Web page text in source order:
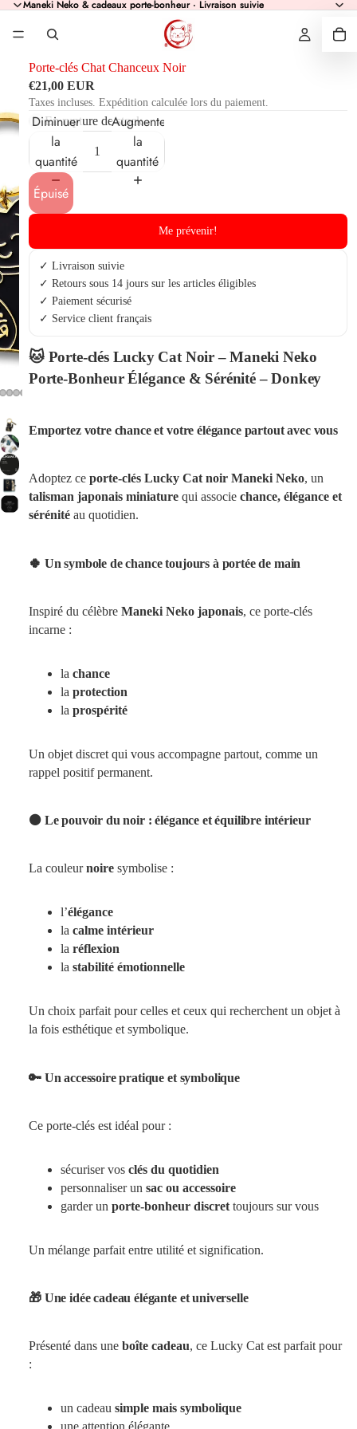
Maneki Neko & cadeaux porte-bonheur · Livraison suivie
Maneki Neko & cadeaux porte-bonheur · Livraison suivie
Porte-clés Chat Chanceux Noir
€21,00 EUR
Taxes incluses. Expédition calculée lors du paiement.
En rupture de stock
Diminuer
la
quantité
Augmenter
la
quantité
Épuisé
Me prévenir!
✓ Livraison suivie
✓ Retours sous 14 jours sur les articles éligibles
✓ Paiement sécurisé
✓ Service client français
🐱 Porte-clés Lucky Cat Noir – Maneki Neko
Porte-Bonheur Élégance & Sérénité – Donkey
Emportez votre chance et votre élégance partout avec vous
Adoptez ce porte-clés Lucky Cat noir Maneki Neko, un
talisman japonais miniature qui associe chance, élégance et
sérénité au quotidien.
🍀 Un symbole de chance toujours à portée de main
Inspiré du célèbre Maneki Neko japonais, ce porte-clés
incarne :
la chance
la protection
la prospérité
Un objet discret qui vous accompagne partout, comme un
rappel positif permanent.
⚫ Le pouvoir du noir : élégance et équilibre intérieur
La couleurnoire symbolise :
l’élégance
la calme intérieur
la réflexion
la stabilité émotionnelle
Un choix parfait pour celles et ceux qui recherchent un objet à
la fois esthétique et symbolique.
🔑 Un accessoire pratique et symbolique
Ce porte-clés est idéal pour :
sécuriser vos clés du quotidien
personnaliser un sac ou accessoire
garder un porte-bonheur discret toujours sur vous
Un mélange parfait entre utilité et signification.
🎁 Une idée cadeau élégante et universelle
Présenté dans une boîte cadeau, ce Lucky Cat est parfait pour
:
un cadeau simple mais symbolique